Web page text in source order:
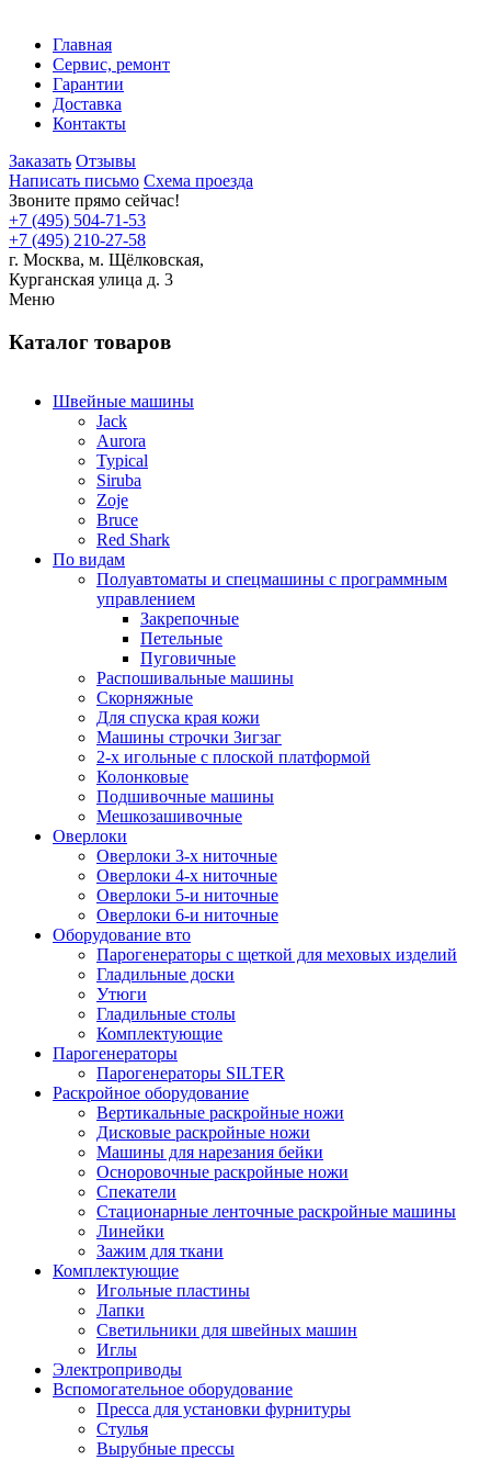
Главная
Сервис, ремонт
Гарантии
Доставка
Контакты
Заказать Отзывы
Написать письмо Схема проезда
Звоните прямо сейчас!
+7 (495) 504-71-53
+7 (495) 210-27-58
г. Москва, м. Щёлковская,
Курганская улица д. 3
Меню
Каталог товаров
Швейные машины
Jack
Aurora
Typical
Siruba
Zoje
Bruce
Red Shark
По видам
Полуавтоматы и спецмашины с программным
управлением
Закрепочные
Петельные
Пуговичные
Распошивальные машины
Скорняжные
Для спуска края кожи
Машины строчки Зигзаг
2-х игольные с плоской платформой
Колонковые
Подшивочные машины
Мешкозашивочные
Оверлоки
Оверлоки 3-х ниточные
Оверлоки 4-х ниточные
Оверлоки 5-и ниточные
Оверлоки 6-и ниточные
Оборудование вто
Парогенераторы с щеткой для меховых изделий
Гладильные доски
Утюги
Гладильные столы
Комплектующие
Парогенераторы
Парогенераторы SILTER
Раскройное оборудование
Вертикальные раскройные ножи
Дисковые раскройные ножи
Машины для нарезания бейки
Осноровочные раскройные ножи
Спекатели
Стационарные ленточные раскройные машины
Линейки
Зажим для ткани
Комплектующие
Игольные пластины
Лапки
Светильники для швейных машин
Иглы
Электроприводы
Вспомогательное оборудование
Пресса для установки фурнитуры
Стулья
Вырубные прессы